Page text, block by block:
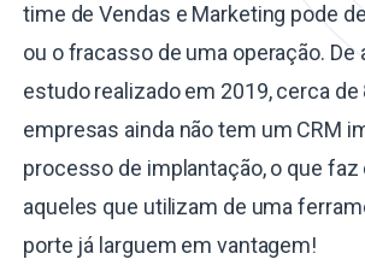
time de Vendas e Marketing pode
ou o fracasso de uma operação. De
estudo realizado em 2019, cerca de
empresas ainda não tem um CRM
processo de implantação, o que faz
aqueles que utilizam de uma
porte já larguem em vantagem!